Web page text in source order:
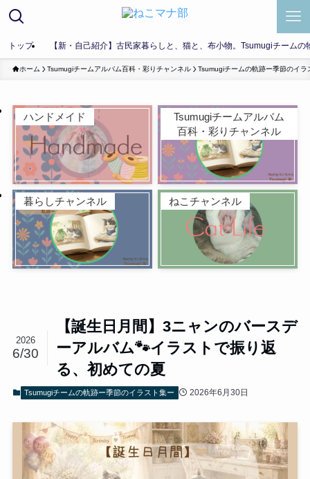
トップ 【新・自己紹介】古民家暮らしと、猫と、布小物。Tsumugiチームの
ホーム Tsumugiチームアルバム百科・彩りチャンネル Tsumugiチームの軌跡ー季節のイラ
ハンドメイド
Tsumugiチームアルバム
百科・彩りチャンネル
暮らしチャンネル ねこチャンネル
【誕生日月間】3ニャンのバースデ
ーアルバム🐾イラストで振り返
る、初めての夏
2026
6/30
Tsumugiチームの軌跡ー季節のイラスト集ー 2026年6月30日